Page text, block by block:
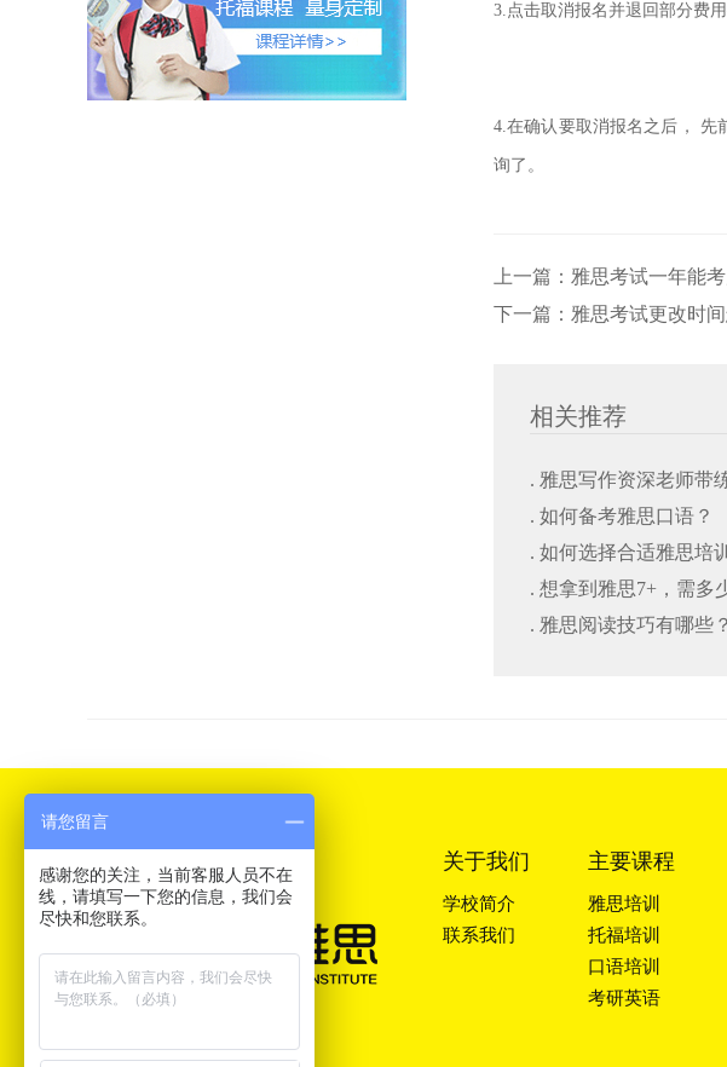
3.点击取消报名并退回部分费
4.在确认要取消报名之后， 先
询了。
上一篇： 雅思考试一年能考
下一篇： 雅思考试更改时
相关推荐
. 雅思写作资深老师带
. 如何备考雅思口语？
. 如何选择合适雅思培
. 想拿到雅思7+，需多
. 雅思阅读技巧有哪些？
关于我们
学校简介
联系我们
主要课程
雅思培训
托福培训
口语培训
考研英语
请您留言
感谢您的关注，当前客服人员不在
线，请填写一下您的信息，我们会
尽快和您联系。